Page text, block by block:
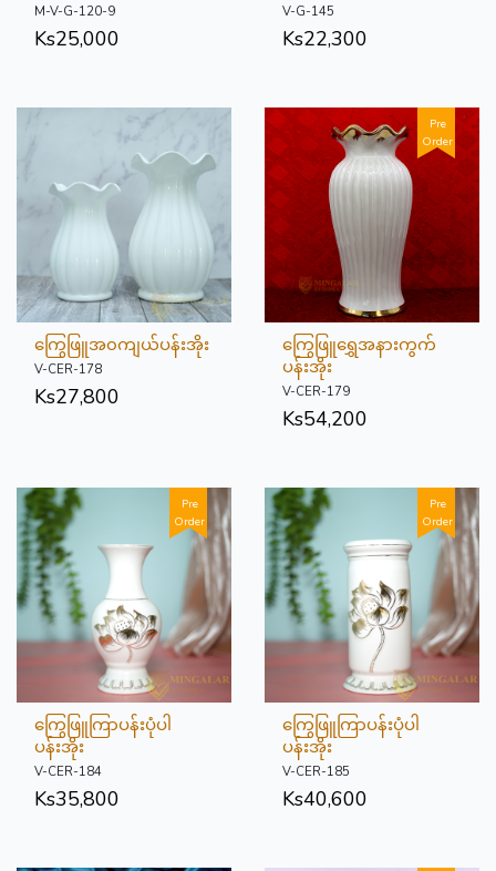
M-V-G-120-9
Ks25,000
V-G-145
Ks22,300
ကြွေဖြူအ၀ကျယ်ပန်းအိုး
V-CER-178
Ks27,800
Pre
Order
ကြွေဖြူရွှေအနားကွက်
ပန်းအိုး
V-CER-179
Ks54,200
Pre
Order
ကြွေဖြူကြာပန်းပုံပါ
ပန်းအိုး
V-CER-184
Ks35,800
Pre
Order
ကြွေဖြူကြာပန်းပုံပါ
ပန်းအိုး
V-CER-185
Ks40,600